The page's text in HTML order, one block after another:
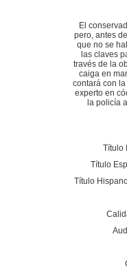
El
pero, antes
que no se
las claves
través de la
caiga en
contará con
experto en
la policía
Título
Título
Título